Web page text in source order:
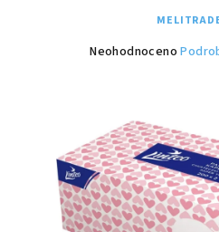
Průměrné
z
5
hvězdiček.
Neohodnoceno